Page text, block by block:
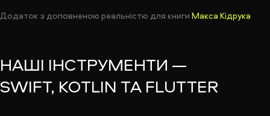
Додаток з доповненою реальністю для книгиМакса Кідрука
НАШІ ІНСТРУМЕНТИ —
SWIFT, KOTLIN ТА FLUTTER